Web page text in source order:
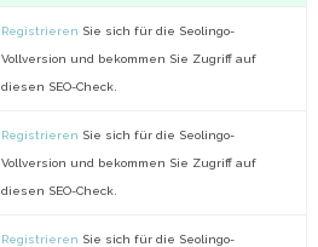
Registrieren Sie sich für die Seolingo-
Vollversion und bekommen Sie Zugriff auf
diesen SEO-Check.
Registrieren Sie sich für die Seolingo-
Vollversion und bekommen Sie Zugriff auf
diesen SEO-Check.
Registrieren Sie sich für die Seolingo-